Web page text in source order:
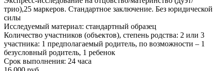
трио),25 маркеров. Стандартное заключение. Без юридической
силы
Исследуемый материал: стандартный образец
Количество участников (объектов), степень родства: 2 или 3
участника: 1 предполагаемый родитель, по возможности – 1
безусловный родитель, 1 ребенок
Срок выполнения: 24 часа